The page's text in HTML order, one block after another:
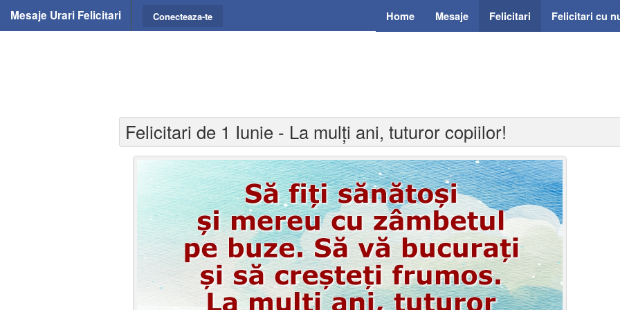
Mesaje Urari Felicitari Home Mesaje Felicitari Felicitari cu
Conecteaza-te
Felicitari de 1 Iunie - La mulți ani, tuturor copiilor!